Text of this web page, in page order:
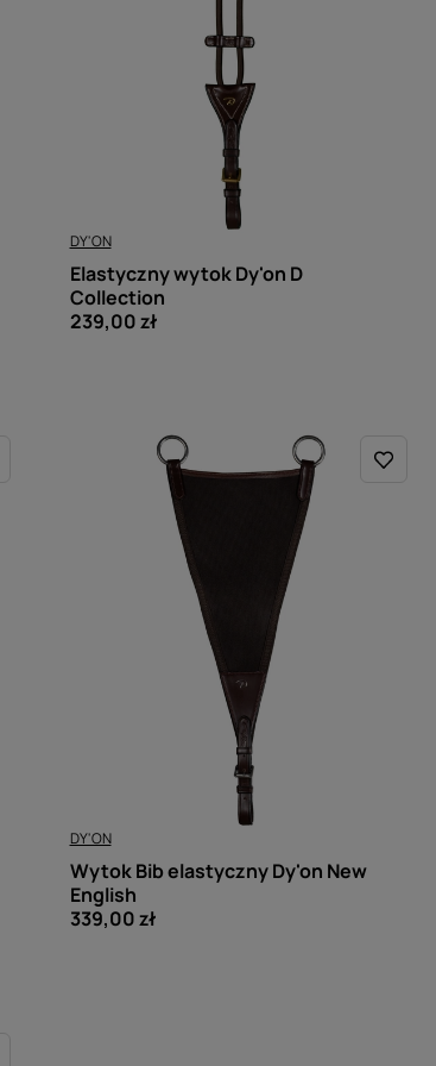
DY'ON
Elastyczny wytok Dy'on D
Collection
239,00 zł
DY'ON
Wytok Bib elastyczny Dy'on New
English
339,00 zł